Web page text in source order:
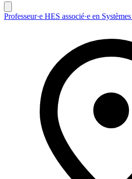
Professeur·e HES associé·e en